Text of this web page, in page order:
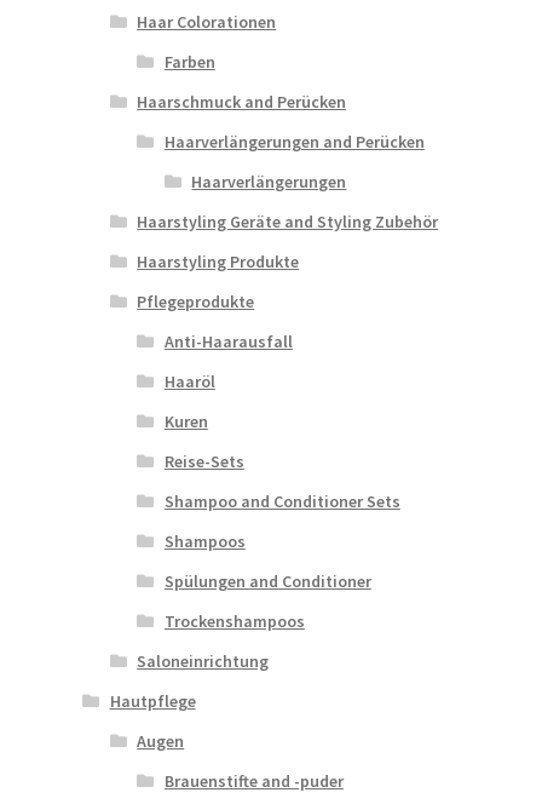
Haar Colorationen
Farben
Haarschmuck and Perücken
Haarverlängerungen and Perücken
Haarverlängerungen
Haarstyling Geräte and Styling Zubehör
Haarstyling Produkte
Pflegeprodukte
Anti-Haarausfall
Haaröl
Kuren
Reise-Sets
Shampoo and Conditioner Sets
Shampoos
Spülungen and Conditioner
Trockenshampoos
Saloneinrichtung
Hautpflege
Augen
Brauenstifte and -puder